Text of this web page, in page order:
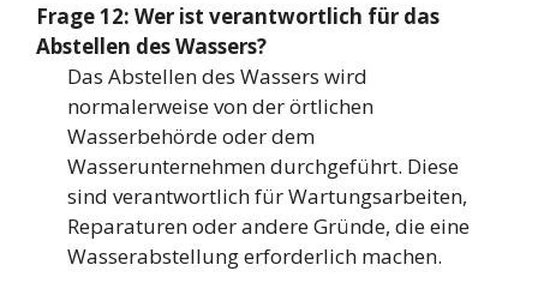
Frage 12: Wer ist verantwortlich für das
Abstellen des Wassers?
Das Abstellen des Wassers wird
normalerweise von der örtlichen
Wasserbehörde oder dem
Wasserunternehmen durchgeführt. Diese
sind verantwortlich für Wartungsarbeiten,
Reparaturen oder andere Gründe, die eine
Wasserabstellung erforderlich machen.